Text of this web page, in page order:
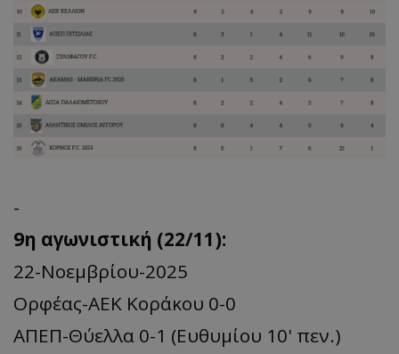
-
9η αγωνιστική (22/11):
22-Νοεμβρίου-2025
Ορφέας-ΑΕΚ Κοράκου 0-0
ΑΠΕΠ-Θύελλα 0-1 (Ευθυμίου 10' πεν.)